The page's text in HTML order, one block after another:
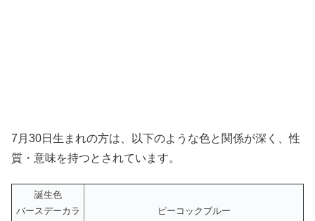
7月30日生まれの方は、以下のような色と関係が深く、性
質・意味を持つとされています。
誕生色
バースデーカラ
ピーコックブルー